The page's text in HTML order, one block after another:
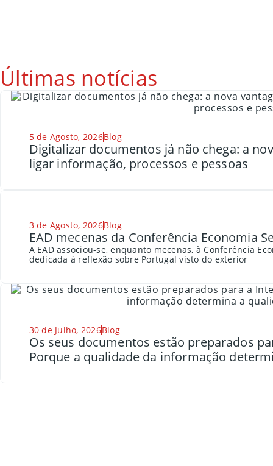
Últimas notícias
5 de Agosto, 2026Blog
Digitalizar documentos já não chega: a
ligar informação, processos e pessoas
3 de Agosto, 2026Blog
EAD mecenas da Conferência Economia
A EAD associou-se, enquanto mecenas, à Conferência
dedicada à reflexão sobre Portugal visto do exterior
30 de Julho, 2026Blog
Os seus documentos estão preparados
Porque a qualidade da informação